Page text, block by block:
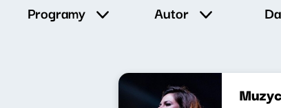
Programy Autor